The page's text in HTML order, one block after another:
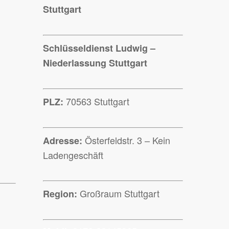
Stuttgart
Schlüsseldienst Ludwig –
Niederlassung Stuttgart
PLZ: 70563 Stuttgart
Adresse: Österfeldstr. 3 – Kein
Ladengeschäft
Region: Großraum Stuttgart